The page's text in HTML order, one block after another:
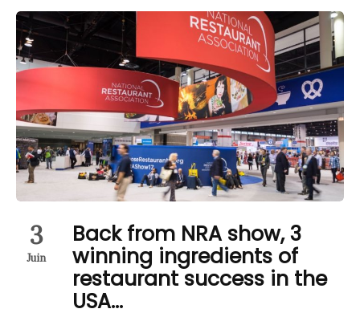
3
Juin
Back from NRA show, 3
winning ingredients of
restaurant success in the
USA…